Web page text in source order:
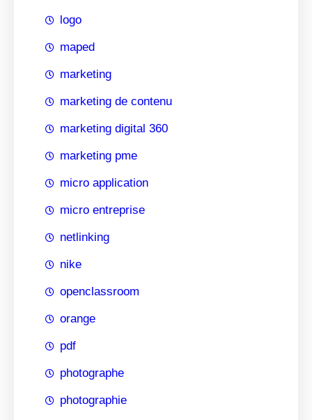
logo
maped
marketing
marketing de contenu
marketing digital 360
marketing pme
micro application
micro entreprise
netlinking
nike
openclassroom
orange
pdf
photographe
photographie